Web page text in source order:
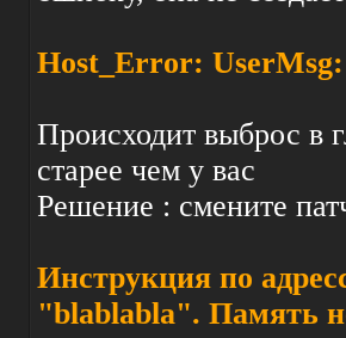
amx_mapmenu - меню карт
amx_teammenu - меню на
Host_Error:
Происходит выброс в
старее чем у вас
Решение : смените
Инструкция по
"blablabla". Память